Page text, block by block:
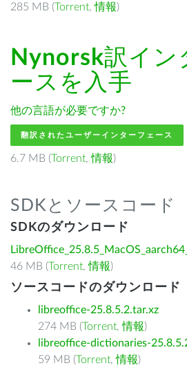
285 MB (Torrent,情報)
Nynorsk訳イン
ースを入手
他の言語が必要ですか?
翻訳されたユーザーインターフェース
6.7 MB (Torrent,情報)
SDKとソースコード
SDKのダウンロード
46 MB (Torrent,情報)
ソースコードのダウンロード
libreoffice-25.8.5.2.tar.xz
274 MB (Torrent,情報)
libreoffice-dictionaries-
59 MB (Torrent,情報)